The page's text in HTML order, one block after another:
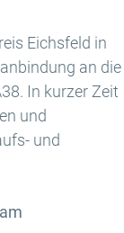
Eichsfeld in
an die
In kurzer Zeit
und
und